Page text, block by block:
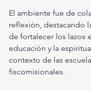
El ambiente fue de
reflexión, destacando
de fortalecer los lazos
educación y la
contexto de las
fiscomisionales.